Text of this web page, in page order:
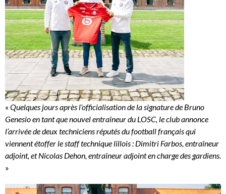
« Quelques jours après l’officialisation de la signature de Bruno
Genesio en tant que nouvel entraîneur du LOSC, le club annonce
l’arrivée de deux techniciens réputés du football français qui
viennent étoffer le staff technique lillois : Dimitri Farbos, entraîneur
adjoint, et Nicolas Dehon, entraîneur adjoint en charge des gardiens.
»